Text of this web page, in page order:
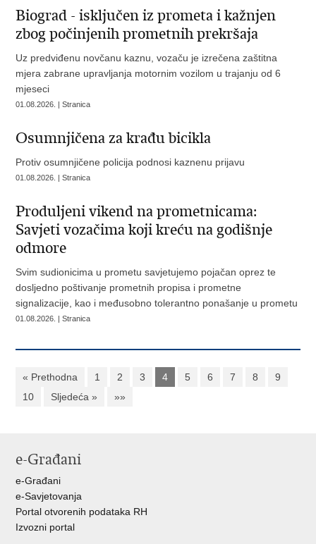
Biograd - isključen iz prometa i kažnjen
zbog počinjenih prometnih prekršaja
Uz predviđenu novčanu kaznu, vozaču je izrečena zaštitna
mjera zabrane upravljanja motornim vozilom u trajanju od 6
mjeseci
01.08.2026. | Stranica
Osumnjičena za krađu bicikla
Protiv osumnjičene policija podnosi kaznenu prijavu
01.08.2026. | Stranica
Produljeni vikend na prometnicama:
Savjeti vozačima koji kreću na godišnje
odmore
Svim sudionicima u prometu savjetujemo pojačan oprez te
dosljedno poštivanje prometnih propisa i prometne
signalizacije, kao i međusobno tolerantno ponašanje u prometu
01.08.2026. | Stranica
« Prethodna 1 2 3 4 5 6 7 8
9
10
Sljedeća » »»
e-Građani
e-Građani
e-Savjetovanja
Portal otvorenih podataka RH
Izvozni portal